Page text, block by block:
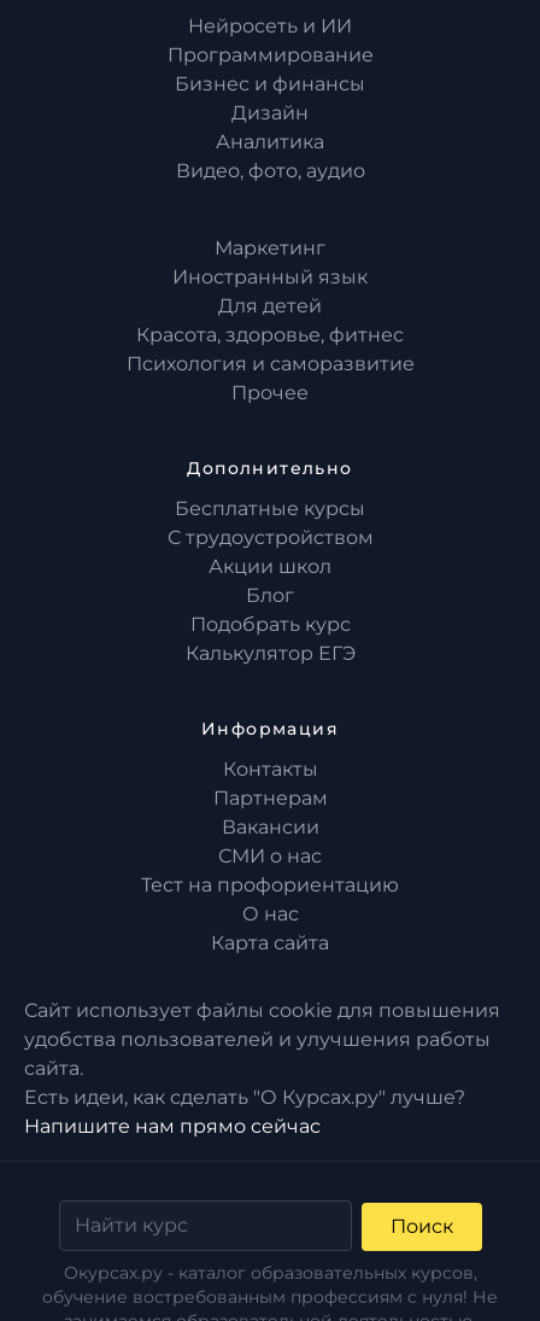
Нейросеть и ИИ
Программирование
Бизнес и финансы
Дизайн
Аналитика
Видео, фото, аудио
Маркетинг
Иностранный язык
Для детей
Красота, здоровье, фитнес
Психология и саморазвитие
Прочее
Дополнительно
Бесплатные курсы
С трудоустройством
Акции школ
Блог
Подобрать курс
Калькулятор ЕГЭ
Информация
Контакты
Партнерам
Вакансии
СМИ о нас
Тест на профориентацию
О нас
Карта сайта
Сайт использует файлы cookie для повышения
удобства пользователей и улучшения работы
сайта.
Есть идеи, как сделать "О Курсах.ру" лучше?
Напишите нам прямо сейчас
Поиск
Окурсах.ру - каталог образовательных курсов,
обучение востребованным профессиям с нуля! Не